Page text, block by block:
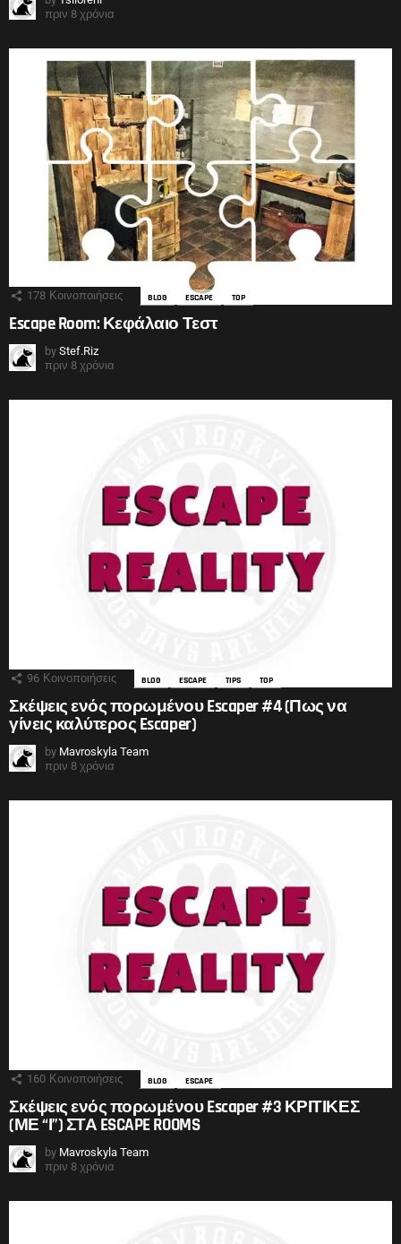
πριν 8 χρόνια
178 Κοινοποιήσεις BLOG ESCAPE TOP
Escape Room: Κεφάλαιο Τεστ
by Stef.Riz
πριν 8 χρόνια
96 Κοινοποιήσεις BLOG ESCAPE TIPS TOP
Σκέψεις ενός πορωμένου Escaper #4 (Πως να
γίνεις καλύτερος Escaper)
by Mavroskyla Team
πριν 8 χρόνια
160 Κοινοποιήσεις BLOG ESCAPE
Σκέψεις ενός πορωμένου Escaper #3 ΚΡΙΤΙΚΕΣ
(ΜΕ “Ι”) ΣΤΑ ESCAPE ROOMS
by Mavroskyla Team
πριν 8 χρόνια